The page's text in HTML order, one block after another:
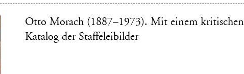
Otto Morach (1887–1973). Mit einem kritischen
Katalog der Staffeleibilder